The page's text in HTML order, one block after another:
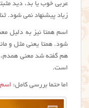
عربی خوب یا بد، دید
زیاد پیشنهاد نمی شود.
اسم همتا نیز به دلیل
شود. همتا یعنی مثل و
هم گفته شد معنی همدم،
است.
اما حتما بررسی کامل: اسم